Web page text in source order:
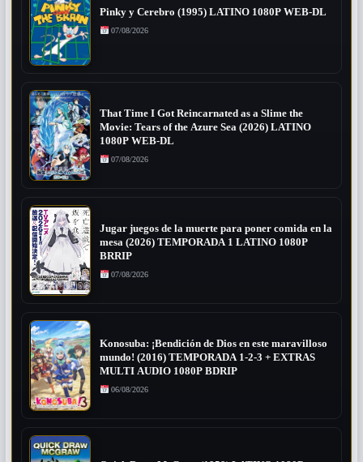
Pinky y Cerebro (1995) LATINO 1080P WEB-DL
07/08/2026
That Time I Got Reincarnated as a Slime the
Movie: Tears of the Azure Sea (2026) LATINO
1080P WEB-DL
07/08/2026
Jugar juegos de la muerte para poner comida en la
mesa (2026) TEMPORADA 1 LATINO 1080P
BRRIP
07/08/2026
Konosuba: ¡Bendición de Dios en este maravilloso
mundo! (2016) TEMPORADA 1-2-3 + EXTRAS
MULTI AUDIO 1080P BDRIP
06/08/2026